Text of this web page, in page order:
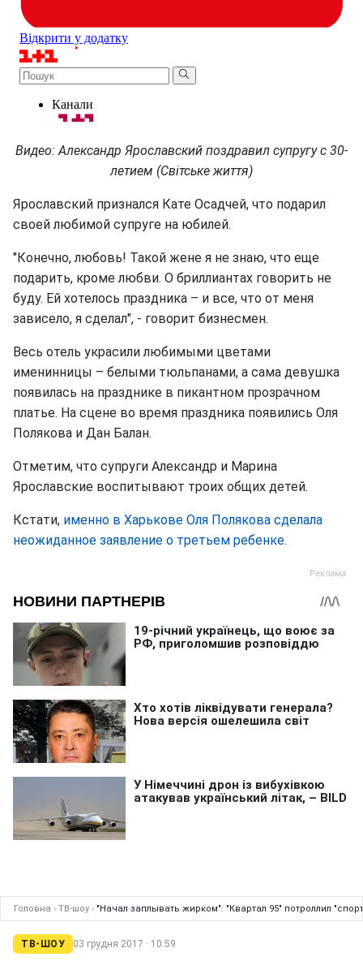
Видео: Александр Ярославский поздравил супругу с 30-
летием (Світське життя)
Ярославский признался Кате Осадчей, что подарил
своей любимой супруге на юбилей.
"Конечно, любовь! Такой жене я не знаю, что еще
подарить, кроме любви. О бриллиантах говорить не
буду. Ей хотелось праздника – и все, что от меня
зависело, я сделал", - говорит бизнесмен.
Весь отель украсили любимыми цветами
именинницы – белыми тюльпанами, а сама девушка
появилась на празднике в пикантном прозрачном
платье. На сцене во время праздника появились Оля
Полякова и Дан Балан.
Отметим, что супруги Александр и Марина
Ярославские воспитывают троих общих детей.
Кстати, именно в Харькове Оля Полякова сделала
неожиданное заявление о третьем ребенке.
Головна › ТВ-шоу › "Начал заплывать жирком": "Квартал 95" потроллил
ТВ-ШОУ 03 грудня 2017 · 10:59